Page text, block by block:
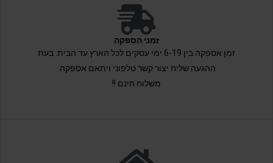
זמני הספקה
זמן אספקה בין 6-19 ימי עסקים לכל הארץ עד הבית. בעת
ההגעה שליח יצור קשר טלפוני ויתאם אספקה.
משלוח חינם !!